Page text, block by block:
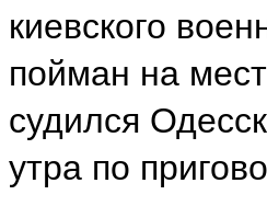
киевского
пойман на
судился
утра по